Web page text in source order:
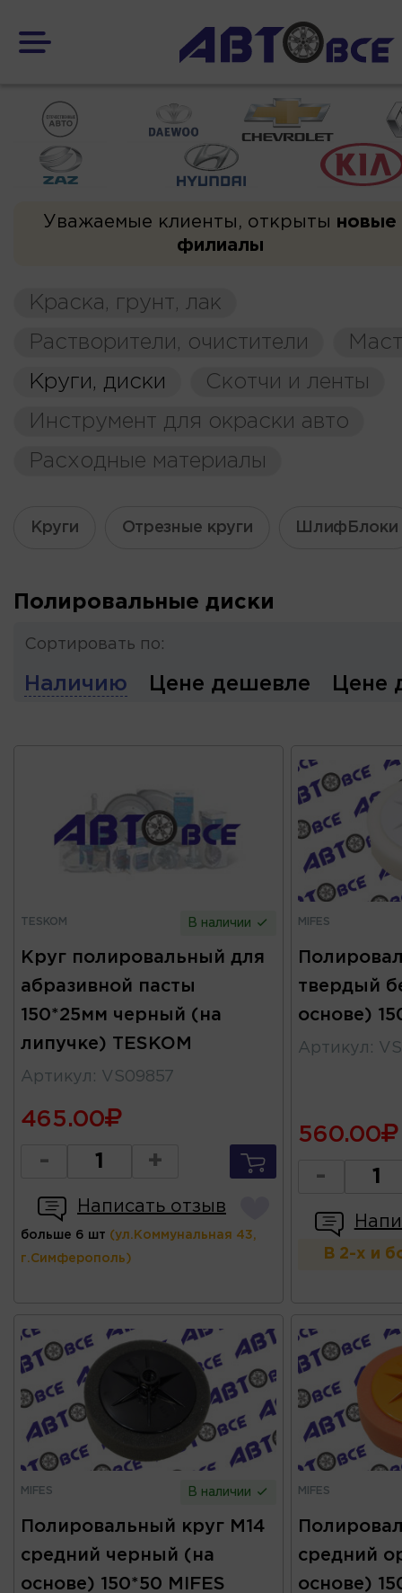
Уважаемые клиенты, открыты новые
филиалы
Краска, грунт, лак
Растворители, очистители
Круги, диски
Скотчи и ленты
Инструмент для окраски авто
Расходные материалы
Круги Отрезные круги ШлифБлоки
Полировальные диски
Сортировать по:
Наличию Цене дешевле Цене
TESKOM В наличии
Круг полировальный для
абразивной пасты
150*25мм черный (на
липучке) TESKOM
Артикул : VS09857
465.00
- +
Написать отзыв
больше 6 шт (ул.Коммунальная 43,
г.Симферополь)
MIFES
твердый
основе)
Артикул :
560.00
-
В 2-х и
MIFES В наличии
Полировальный круг М14
средний черный (на
основе) 150*50 MIFES
MIFES
средний
основе)